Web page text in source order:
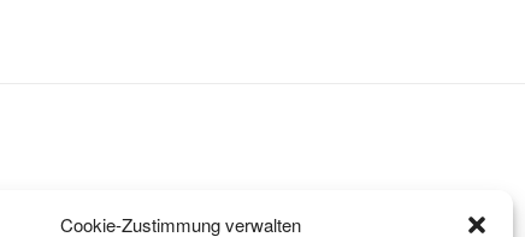
Cookie-Zustimmung verwalten